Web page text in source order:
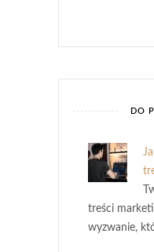
DO
treści
wyzwanie,